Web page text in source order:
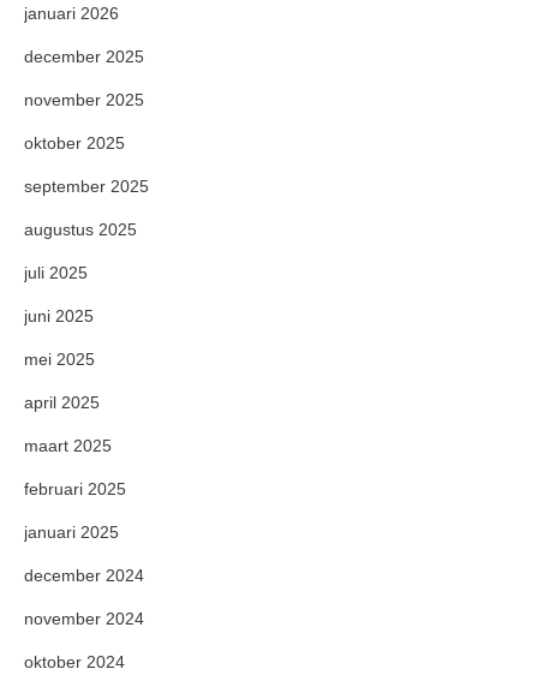
januari 2026
december 2025
november 2025
oktober 2025
september 2025
augustus 2025
juli 2025
juni 2025
mei 2025
april 2025
maart 2025
februari 2025
januari 2025
december 2024
november 2024
oktober 2024